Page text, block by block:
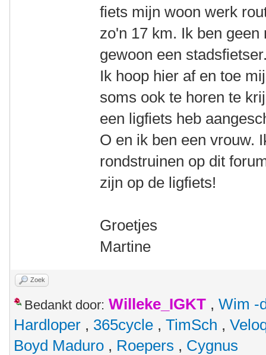
fiets mijn woon werk
zo'n 17 km. Ik ben
gewoon een
Ik hoop hier af en toe
soms ook te horen te
een ligfiets heb
O en ik ben een vrouw.
rondstruinen op dit
zijn op de ligfiets!
Groetjes
Martine
Zoek
Bedankt door: Willeke_IGKT , Wim -
Hardloper , 365cycle , TimSch ,
Boyd Maduro , Roepers , Cygnus